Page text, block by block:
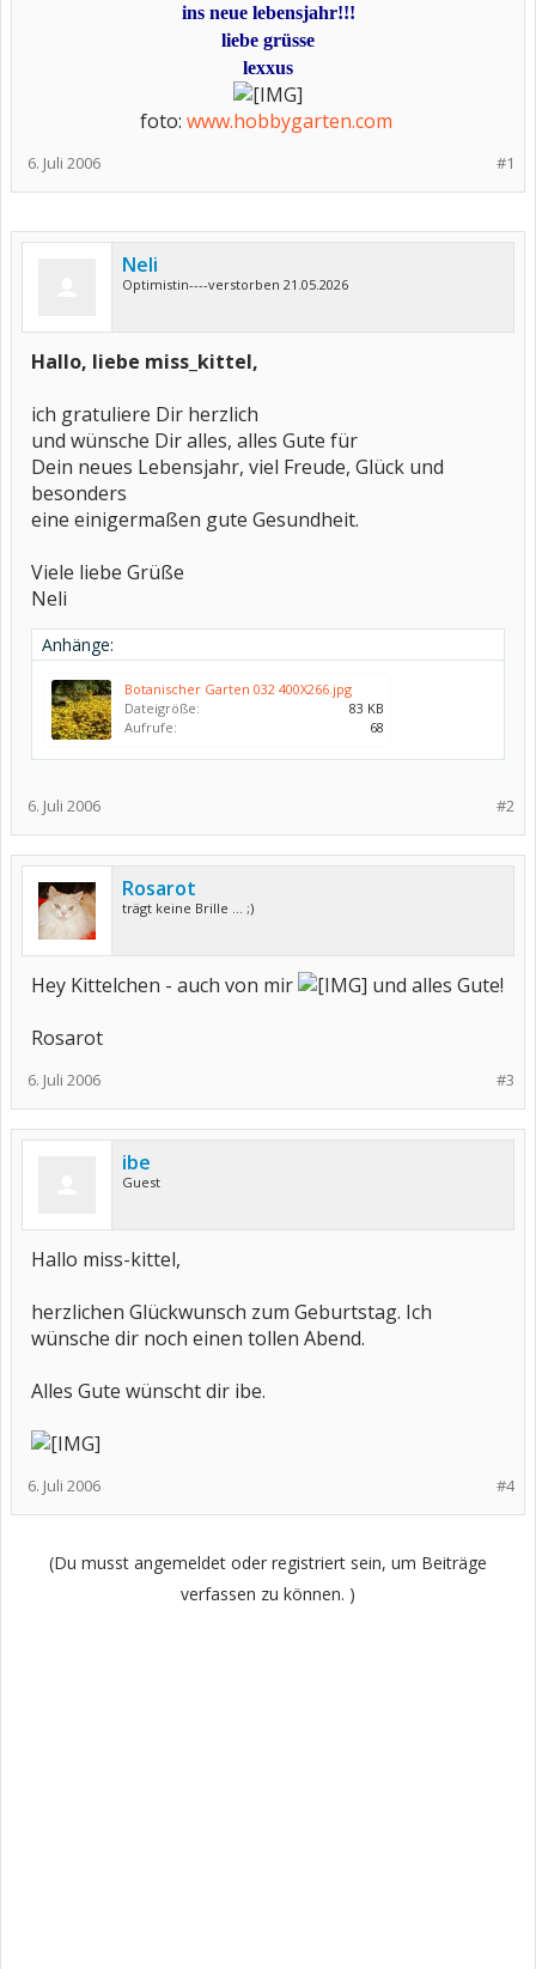
ins neue lebensjahr!!!
liebe grüsse
lexxus
foto: www.hobbygarten.com
#1
6. Juli 2006
Neli
Optimistin----verstorben 21.05.2026
Hallo, liebe miss_kittel,
ich gratuliere Dir herzlich
und wünsche Dir alles, alles Gute für
Dein neues Lebensjahr, viel Freude, Glück und
besonders
eine einigermaßen gute Gesundheit.
Viele liebe Grüße
Neli
Anhänge:
Botanischer Garten 032 400X266.jpg
Dateigröße:
83 KB
Aufrufe:
68
#2
6. Juli 2006
Rosarot
trägt keine Brille ... ;)
Hey Kittelchen - auch von mir
und alles Gute!
Rosarot
#3
6. Juli 2006
ibe
Guest
Hallo miss-kittel,
herzlichen Glückwunsch zum Geburtstag. Ich
wünsche dir noch einen tollen Abend.
Alles Gute wünscht dir ibe.
#4
6. Juli 2006
(Du musst angemeldet oder registriert sein, um Beiträge
verfassen zu können. )